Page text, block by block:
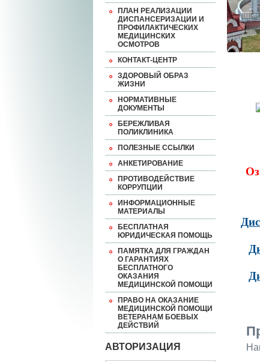
ПЛАН РЕАЛИЗАЦИИ
ДИСПАНСЕРИЗАЦИИ И
ПРОФИЛАКТИЧЕСКИХ
МЕДИЦИНСКИХ
ОСМОТРОВ
КОНТАКТ-ЦЕНТР
ЗДОРОВЫЙ ОБРАЗ
ЖИЗНИ
НОРМАТИВНЫЕ
ДОКУМЕНТЫ
БЕРЕЖЛИВАЯ
ПОЛИКЛИНИКА
ПОЛЕЗНЫЕ ССЫЛКИ
АНКЕТИРОВАНИЕ
ПРОТИВОДЕЙСТВИЕ
КОРРУПЦИИ
ИНФОРМАЦИОННЫЕ
МАТЕРИАЛЫ
БЕСПЛАТНАЯ
ЮРИДИЧЕСКАЯ ПОМОЩЬ
ПАМЯТКА ДЛЯ ГРАЖДАН
О ГАРАНТИЯХ
БЕСПЛАТНОГО
ОКАЗАНИЯ
МЕДИЦИНСКОЙ ПОМОЩИ
ПРАВО НА ОКАЗАНИЕ
МЕДИЦИНСКОЙ ПОМОЩИ
ВЕТЕРАНАМ БОЕВЫХ
ДЕЙСТВИЙ
АВТОРИЗАЦИЯ